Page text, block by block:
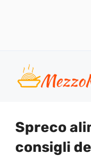
contenuto
Spreco
consigli